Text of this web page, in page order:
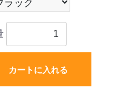
カートに入れる